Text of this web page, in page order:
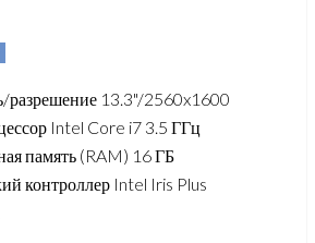
разрешение 13.3"/2560x1600
Intel Core i7 3.5 ГГц
память (RAM) 16 ГБ
контроллер Intel Iris Plus